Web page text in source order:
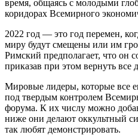
время, общаясь с молодыми
коридорах Всемирного
2022 год — это год перемен,
миру будут смещены или им
Римский предполагает, что он
приказав при этом вернуть все
Мировые лидеры, которые все
под твердым контролем
форума. К их числу можно
ниже они делают оккультный
так любят демонстрировать.